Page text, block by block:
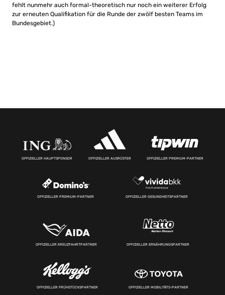
fehlt nunmehr auch formal-theoretisch nur noch ein weiterer Erfolg
zur erneuten Qualifikation für die Runde der zwölf besten Teams im
Bundesgebiet.)
OFFIZIELLER HAUPTSPONSOR OFFIZIELLER AUSRÜSTER OFFIZIELLER PREMIUM-PARTNER
OFFIZIELLER PREMIUM-PARTNER OFFIZIELLER GESUNDHEITSPARTNER
OFFIZIELLER KREUZFAHRTPARTNER OFFIZIELLER ERNÄHRUNGSPARTNER
OFFIZIELLER FRÜHSTÜCKSPARTNER OFFIZIELLER MOBILITÄTS-PARTNER